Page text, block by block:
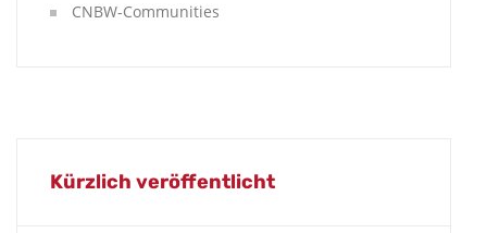
CNBW-Communities
Kürzlich veröffentlicht